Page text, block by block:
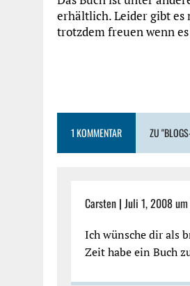
erhältlich. Leider gibt
trotzdem freuen wenn
1 KOMMENTAR ZU
Carsten | Juli 1, 2008
Ich wünsche dir als
Zeit habe ein Buch